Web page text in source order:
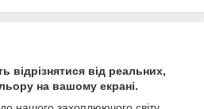
від реальних,
на вашому екрані.